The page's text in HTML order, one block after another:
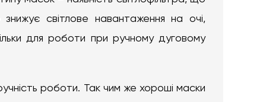
світлове навантаження на очі,
для роботи при ручному дуговому
роботи. Так чим же хороші маски